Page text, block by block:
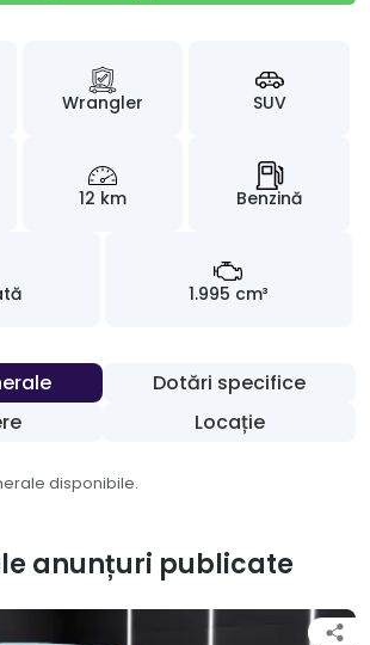
Wrangler SUV
12 km Benzină
1.995 cm³
Dotări specifice
Locație
disponibile.
anunțuri publicate